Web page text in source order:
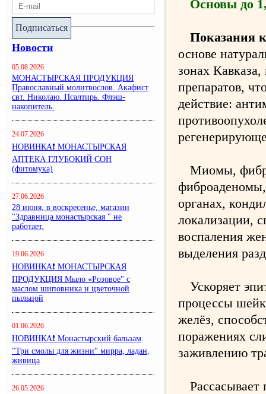
Подписаться
Новости
05.08.2026
МОНАСТЫРСКАЯ ПРОДУКЦИЯ
Православный молитвослов. Акафист
свт. Николаю. Псалтирь. Флэш-
накопитель.
24.07.2026
НОВИНКА❗ МОНАСТЫРСКАЯ
АПТЕКА ГЛУБОКИЙ СОН
(фитомука)
27.06.2026
28 июня, в воскресенье, магазин
"Здравница монастырская " не
работает.
19.06.2026
НОВИНКА❗ МОНАСТЫРСКАЯ
ПРОДУКЦИЯ Мыло «Розовое" с
маслом шиповника и цветочной
пыльцой
01.06.2026
НОВИНКА❗ Монастырский бальзам
"Три смолы для жизни" мирра, ладан,
живица
26.05.2026
Основы до
Показания
основе
зонах
препаратов,
действие:
Миомы,
органах,
локализации,
воспаления
выделения
Ускоряет
процессы
желёз,
поражениях
заживлению